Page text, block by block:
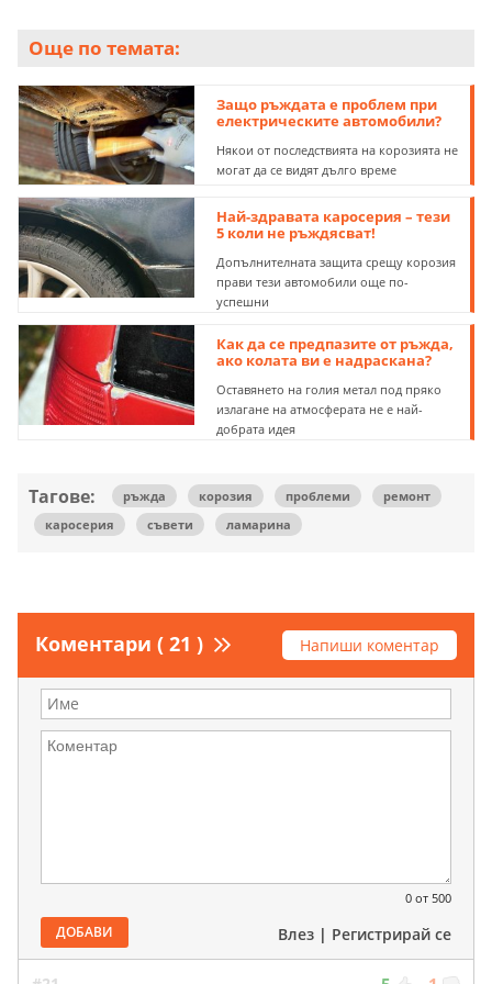
Още по темата:
Защо ръждата е проблем при
електрическите автомобили?
Някои от последствията на корозията не
могат да се видят дълго време
Най-здравата каросерия – тези
5 коли не ръждясват!
Допълнителната защита срещу корозия
прави тези автомобили още по-
успешни
Как да се предпазите от ръжда,
ако колата ви е надраскана?
Оставянето на голия метал под пряко
излагане на атмосферата не е най-
добрата идея
Тагове: ръжда корозия проблеми
ремонт
каросерия
съвети ламарина
Коментари ( 21 ) Напиши коментар
0 от 500
ДОБАВИ Влез | Регистрирай се